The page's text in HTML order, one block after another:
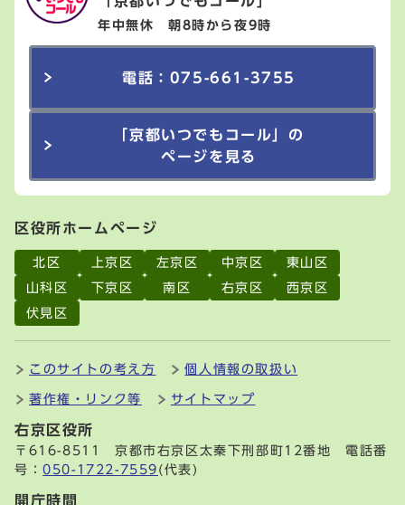
年中無休 朝8時から夜9時
電話：075-661-3755
「京都いつでもコール」の
ページを見る
区役所ホームページ
北区 上京区 左京区 中京区
東山区
山科区
下京区 南区 右京区
西京区
伏見区
このサイトの考え方 個人情報の取扱い
著作権・リンク等 サイトマップ
右京区役所
〒616-8511 京都市右京区太秦下刑部町12番地 電話番
号：050-1722-7559 (代表)
開庁時間